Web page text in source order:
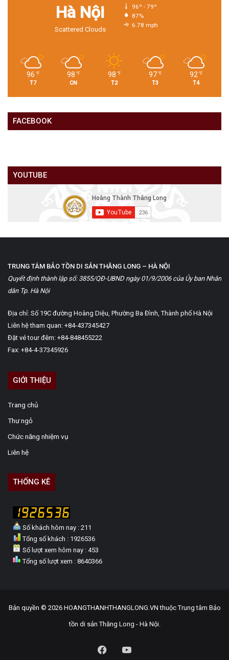
Hà Nội
Scattered Clouds
96º - 79º
87%
6.78 mph
96 ℉
T7
98 ℉
CN
98 ℉
T2
97 ℉
T3
92 ℉
T4
FACEBOOK
YOUTUBE
TRUNG TÂM BẢO TỒN DI SẢN THĂNG LONG – HÀ NỘI
Quyết định thành lập số: 3855/QĐ-UBND ngày 01/9/2006 của Ủy ban Nhân
dân Tp. Hà Nội
Địa chỉ: Số 19C đường Hoàng Diệu, Phường Ba Đình, Thành phố Hà Nội
Liên hệ tham quan: +84-437345427
Đặt vé tour đêm: +84-848455222
Fax: +84-4-37345926
GIỚI THIỆU
Trang chủ
Thư ngỏ
Chức năng nhiệm vụ
Liên hệ
THỐNG KÊ
Số khách hôm nay : 211
Tổng số khách : 1926536
Số lượt xem hôm nay : 453
Tổng số lượt xem : 8640366
Bản quyền © 2026 HOANGTHANHTHANGLONG.VN thuộc Trung tâm Bảo
tồn di sản Thăng Long - Hà Nội.
Facebook